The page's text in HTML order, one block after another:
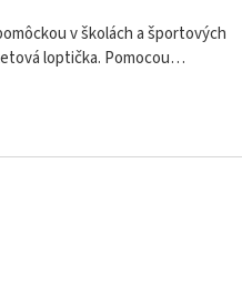
v školách a športových
loptička. Pomocou